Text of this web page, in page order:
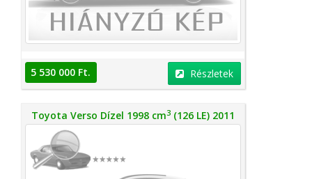
5 530 000 Ft. Részletek
Toyota Verso Dízel 1998 cm3 (126 LE) 2011